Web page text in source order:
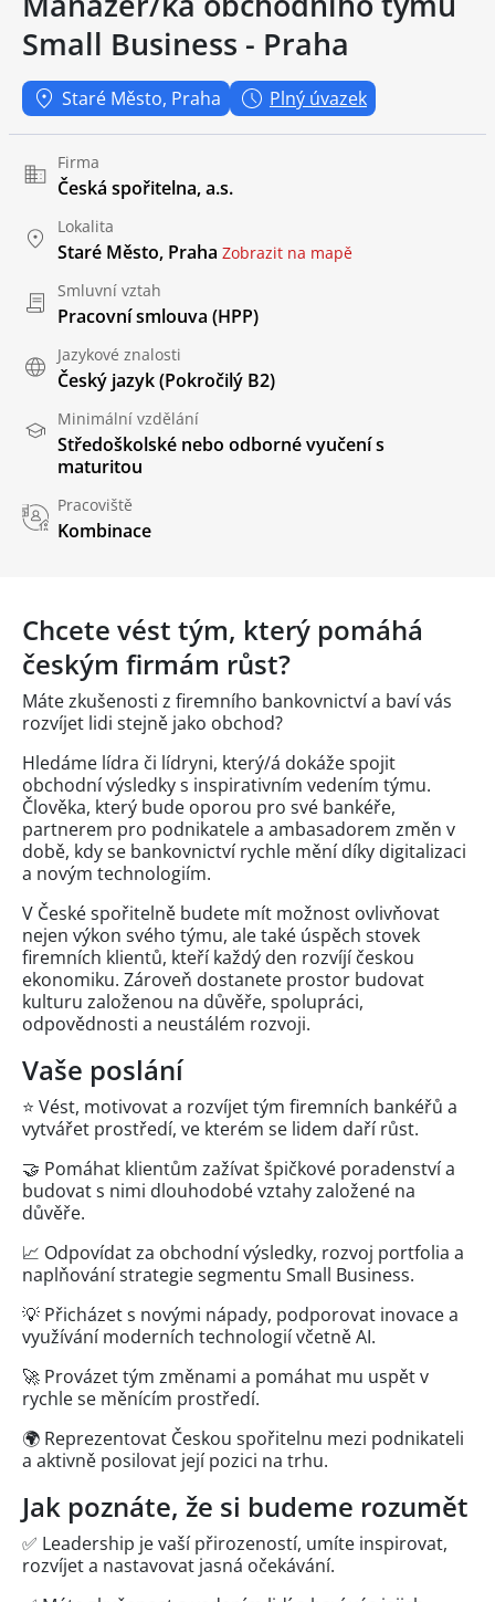
Small Business - Praha
Staré Město, Praha Plný úvazek
Firma
Česká spořitelna, a.s.
Lokalita
Staré Město, Praha Zobrazit na mapě
Smluvní vztah
Pracovní smlouva (HPP)
Jazykové znalosti
Český jazyk(Pokročilý B2)
Minimální vzdělání
Středoškolské nebo odborné vyučení s
maturitou
Pracoviště
Kombinace
Chcete vést tým, který pomáhá
českým firmám růst?
Máte zkušenosti z firemního bankovnictví a baví vás
rozvíjet lidi stejně jako obchod?
Hledáme lídra či lídryni, který/á dokáže spojit
obchodní výsledky s inspirativním vedením týmu.
Člověka, který bude oporou pro své bankéře,
partnerem pro podnikatele a ambasadorem změn v
době, kdy se bankovnictví rychle mění díky digitalizaci
a novým technologiím.
V České spořitelně budete mít možnost ovlivňovat
nejen výkon svého týmu, ale také úspěch stovek
firemních klientů, kteří každý den rozvíjí českou
ekonomiku. Zároveň dostanete prostor budovat
kulturu založenou na důvěře, spolupráci,
odpovědnosti a neustálém rozvoji.
Vaše poslání
⭐ Vést, motivovat a rozvíjet tým firemních bankéřů a
vytvářet prostředí, ve kterém se lidem daří růst.
🤝 Pomáhat klientům zažívat špičkové poradenství a
budovat s nimi dlouhodobé vztahy založené na
důvěře.
📈 Odpovídat za obchodní výsledky, rozvoj portfolia a
naplňování strategie segmentu Small Business.
💡 Přicházet s novými nápady, podporovat inovace a
využívání moderních technologií včetně AI.
🚀 Provázet tým změnami a pomáhat mu uspět v
rychle se měnícím prostředí.
🌍 Reprezentovat Českou spořitelnu mezi podnikateli
a aktivně posilovat její pozici na trhu.
Jak poznáte, že si budeme rozumět
✅ Leadership je vaší přirozeností, umíte inspirovat,
rozvíjet a nastavovat jasná očekávání.